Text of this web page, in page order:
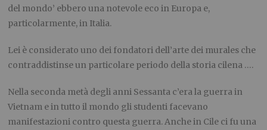
del mondo’ ebbero una notevole eco in Europa e,
particolarmente, in Italia.
Lei è considerato uno dei fondatori dell’arte dei murales che
contraddistinse un particolare periodo della storia cilena ….
Nella seconda metà degli anni Sessanta c’era la guerra in
Vietnam e in tutto il mondo gli studenti facevano
manifestazioni contro questa guerra. Anche in Cile ci fu una